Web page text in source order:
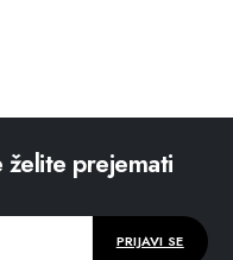
želite prejemati